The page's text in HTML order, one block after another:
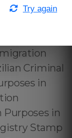
Try again